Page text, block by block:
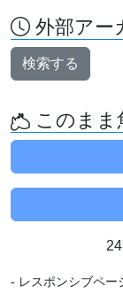
外部アー
検索する
このまま
- レスポンシブペー